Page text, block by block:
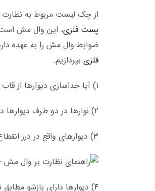
از چک لیست مربوط به
پست فلزی، این وال مش است
ضوابط وال مش را به عهده
فلزی بپردازیم.
۱) آیا جداسازی دیوار‌ها از قاب اصلی به درستی اجرا شده است؟
۲) نوار‌ها در دو طرف دیوار‌ها دقیقاً مقابل هم نصب شده‌اند؟
۳) دیوار‌های واقع در درز انقطاع به درستی مهار شده‌اند؟
۴) دیوار‌ها دارای بازشو مطابق نقشه اجراء شده‌اند؟